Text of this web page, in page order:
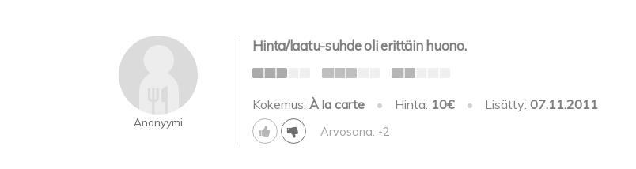
Anonyymi
Hinta/laatu-suhde oli erittäin huono.
Kokemus: À la carte • Hinta: 10€ • Lisätty:07.11.2011
Arvosana: -2